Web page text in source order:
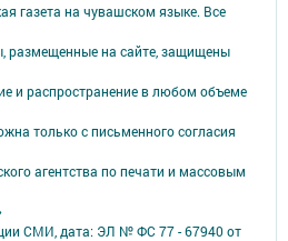
газета на чувашском языке. Все
на сайте, защищены
и распространение в любом объеме
только с письменного согласия
агентства по печати и массовым
СМИ, дата: ЭЛ № ФС 77 - 67940 от